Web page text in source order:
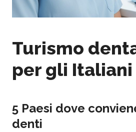
Turismo
per gli Italiani
5 Paesi dove
denti